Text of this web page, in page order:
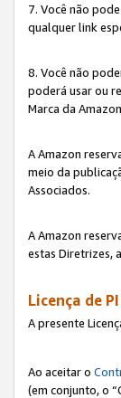
7. Você não
qualquer link
8. Você não
poderá usar ou
Marca da
A Amazon
meio da
Associados.
A Amazon
estas Diretrizes,
Licença de
A presente
Ao aceitar o
(em conjunto, o